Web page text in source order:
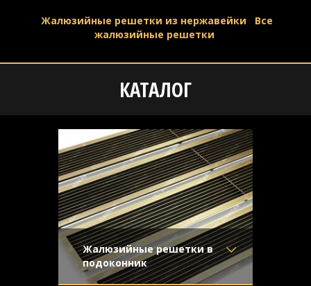
Жалюзийные решетки из нержавейки
Все
жалюзийные решетки
КАТАЛОГ
Жалюзийные решетки в
подоконник